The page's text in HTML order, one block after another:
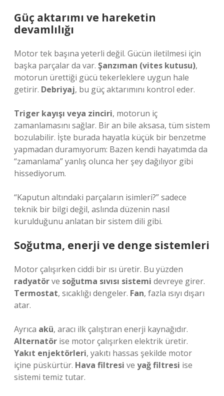
Güç aktarımı ve hareketin
devamlılığı
Motor tek başına yeterli değil. Gücün iletilmesi için
başka parçalar da var. Şanzıman (vites kutusu),
motorun ürettiği gücü tekerleklere uygun hale
getirir. Debriyaj, bu güç aktarımını kontrol eder.
Triger kayışı veya zinciri, motorun iç
zamanlamasını sağlar. Bir an bile aksasa, tüm sistem
bozulabilir. İşte burada hayatla küçük bir benzetme
yapmadan duramıyorum: Bazen kendi hayatımda da
“zamanlama” yanlış olunca her şey dağılıyor gibi
hissediyorum.
“Kaputun altındaki parçaların isimleri?” sadece
teknik bir bilgi değil, aslında düzenin nasıl
kurulduğunu anlatan bir sistem dili gibi.
Soğutma, enerji ve denge sistemleri
Motor çalışırken ciddi bir ısı üretir. Bu yüzden
radyatörve soğutma sıvısı sistemi devreye girer.
Termostat, sıcaklığı dengeler. Fan, fazla ısıyı dışarı
atar.
Ayrıca akü, aracı ilk çalıştıran enerji kaynağıdır.
Alternatör ise motor çalışırken elektrik üretir.
Yakıt enjektörleri, yakıtı hassas şekilde motor
içine püskürtür. Hava filtresi ve yağ filtresi ise
sistemi temiz tutar.